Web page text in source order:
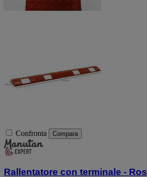
Confronta Compara
Rallentatore con terminale -